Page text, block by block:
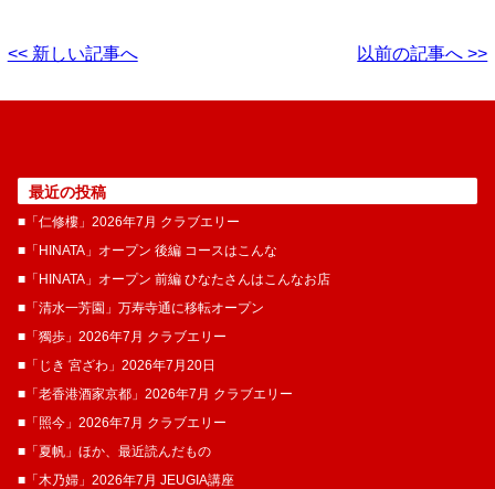
<< 新しい記事へ 以前の記事へ >>
最近の投稿
■「仁修樓」2026年7月 クラブエリー
■「HINATA」オープン 後編 コースはこんな
■「HINATA」オープン 前編 ひなたさんはこんなお店
■「清水一芳園」万寿寺通に移転オープン
■「獨歩」2026年7月 クラブエリー
■「じき 宮ざわ」2026年7月20日
■「老香港酒家京都」2026年7月 クラブエリー
■「照今」2026年7月 クラブエリー
■「夏帆」ほか、最近読んだもの
■「木乃婦」2026年7月 JEUGIA講座